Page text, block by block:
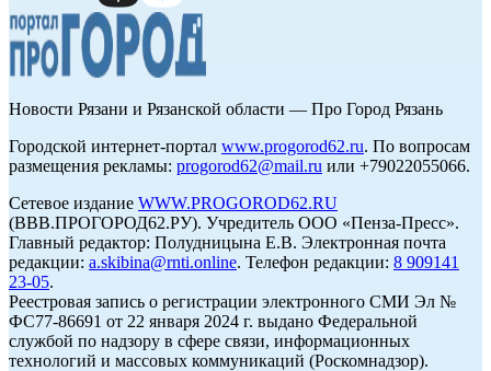
Новости Рязани и Рязанской области — Про Город Рязань
Городской интернет-портал www.progorod62.ru. По вопросам
размещения рекламы: progorod62@mail.ru или +79022055066.
Сетевое издание WWW.PROGOROD62.RU
(ВВВ.ПРОГОРОД62.РУ). Учредитель ООО «Пенза-Пресс».
Главный редактор: Полудницына Е.В. Электронная почта
редакции: a.skibina@rnti.online. Телефон редакции: 8 909141
23-05.
Реестровая запись о регистрации электронного СМИ Эл №
ФС77-86691 от 22 января 2024 г. выдано Федеральной
службой по надзору в сфере связи, информационных
технологий и массовых коммуникаций (Роскомнадзор).